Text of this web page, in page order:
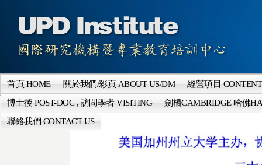
首頁 HOME 關於我們/彩頁 ABOUT US/DM
經營項目 CONTENT
博士後 POST-DOC , 訪問學者 VISITING
劍橋CAMBRIDGE 哈佛
聯絡我們 CONTACT US